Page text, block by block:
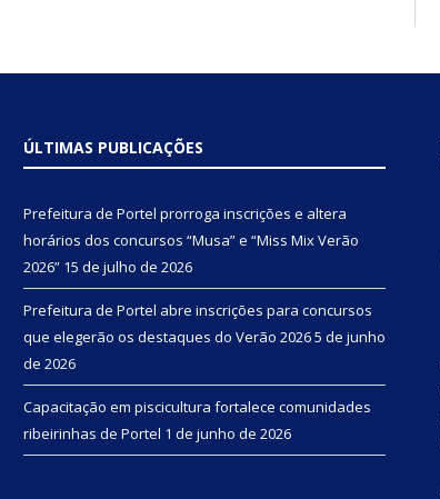
ÚLTIMAS PUBLICAÇÕES
Prefeitura de Portel prorroga inscrições e altera
horários dos concursos “Musa” e “Miss Mix Verão
2026” 15 de julho de 2026
Prefeitura de Portel abre inscrições para concursos
que elegerão os destaques do Verão 20265 de junho
de 2026
Capacitação em piscicultura fortalece comunidades
ribeirinhas de Portel 1 de junho de 2026